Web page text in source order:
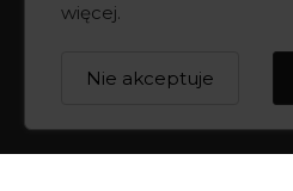
Numer telefonu:
więcej.
Nie akceptuje